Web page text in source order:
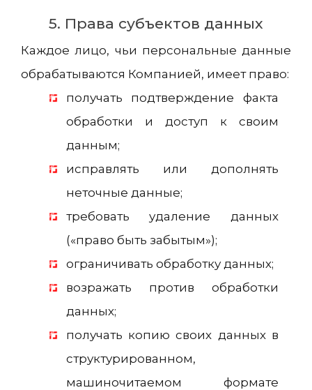
5. Права субъектов данных
Каждое лицо, чьи персональные данные
обрабатываются Компанией, имеет право:
получать подтверждение факта
обработки и доступ к своим
данным;
исправлять или дополнять
неточные данные;
требовать удаление данных
(«право быть забытым»);
ограничивать обработку данных;
возражать против обработки
данных;
получать копию своих данных в
структурированном,
машиночитаемом формате